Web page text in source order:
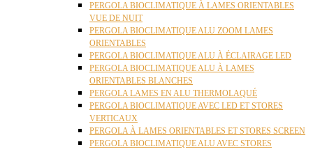
PERGOLA BIOCLIMATIQUE À LAMES ORIENTABLES
VUE DE NUIT
PERGOLA BIOCLIMATIQUE ALU ZOOM LAMES
ORIENTABLES
PERGOLA BIOCLIMATIQUE ALU À ÉCLAIRAGE LED
PERGOLA BIOCLIMATIQUE ALU À LAMES
ORIENTABLES BLANCHES
PERGOLA LAMES EN ALU THERMOLAQUÉ
PERGOLA BIOCLIMATIQUE AVEC LED ET STORES
VERTICAUX
PERGOLA À LAMES ORIENTABLES ET STORES SCREEN
PERGOLA BIOCLIMATIQUE ALU AVEC STORES